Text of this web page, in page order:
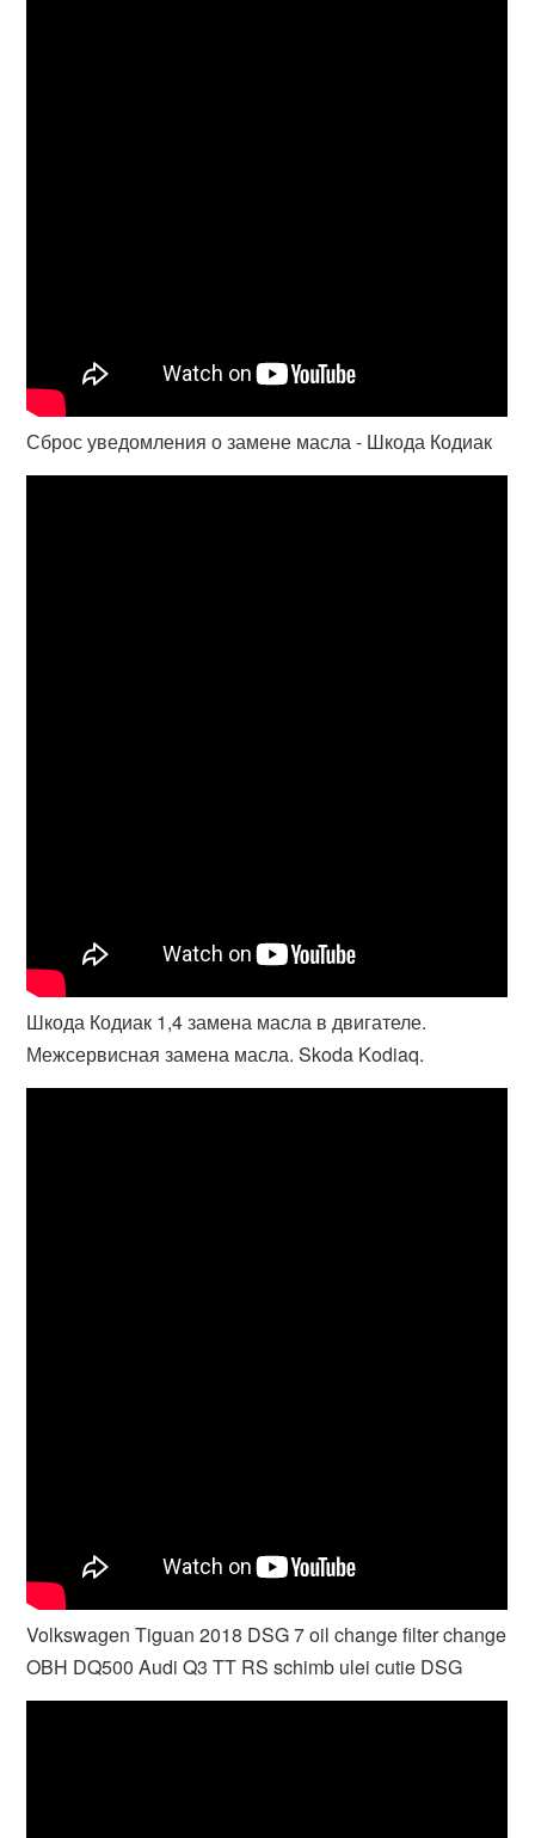
Сброс уведомления о замене масла - Шкода Кодиак
Шкода Кодиак 1,4 замена масла в двигателе.
Межсервисная замена масла. Skoda Kodiaq.
Volkswagen Tiguan 2018 DSG 7 oil change filter change
OBH DQ500 Audi Q3 TT RS schimb ulei cutie DSG